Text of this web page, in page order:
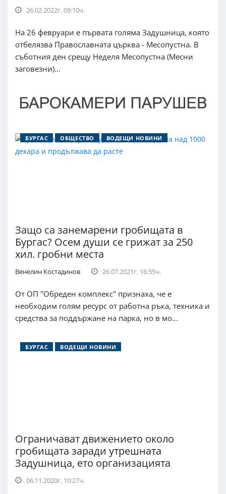
26.02.2022г. 09:10ч.
На 26 февруари е първата голяма Задушница, която
отбелязва Православната църква - Месопустна. В
съботния ден срещу Неделя Месопустна (Месни
заговезни)...
БУРГАС ОБЩЕСТВО ВОДЕЩИ НОВИНИ
Защо са занемарени гробищата в
Бургас? Осем души се грижат за 250
хил. гробни места
Венелин Костадинов 26.07.2021г. 16:55ч.
От ОП "Обреден комплекс" признаха, че е
необходим голям ресурс от работна ръка, техника и
средства за поддържане на парка, но в мо...
БУРГАС ВОДЕЩИ НОВИНИ
Ограничават движението около
гробищата заради утрешната
Задушница, ето организацията
06.11.2020г. 10:27ч.